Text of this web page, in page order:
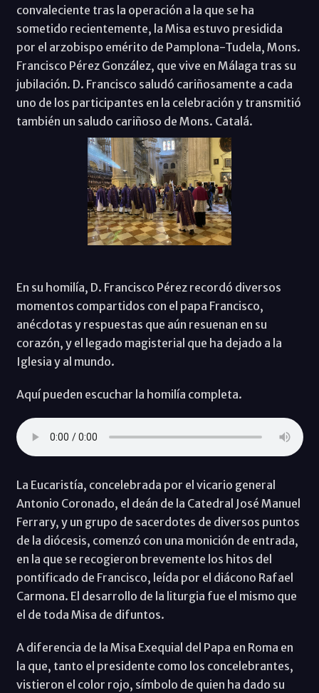
convaleciente tras la operación a la que se ha
sometido recientemente, la Misa estuvo presidida
por el arzobispo emérito de Pamplona-Tudela, Mons.
Francisco Pérez González, que vive en Málaga tras su
jubilación. D. Francisco saludó cariñosamente a cada
uno de los participantes en la celebración y transmitió
también un saludo cariñoso de Mons. Catalá.
En su homilía, D. Francisco Pérez recordó diversos
momentos compartidos con el papa Francisco,
anécdotas y respuestas que aún resuenan en su
corazón, y el legado magisterial que ha dejado a la
Iglesia y al mundo.
Aquí pueden escuchar la homilía completa.
La Eucaristía, concelebrada por el vicario general
Antonio Coronado, el deán de la Catedral José Manuel
Ferrary, y un grupo de sacerdotes de diversos puntos
de la diócesis, comenzó con una monición de entrada,
en la que se recogieron brevemente los hitos del
pontificado de Francisco, leída por el diácono Rafael
Carmona. El desarrollo de la liturgia fue el mismo que
el de toda Misa de difuntos.
A diferencia de la Misa Exequial del Papa en Roma en
la que, tanto el presidente como los concelebrantes,
vistieron el color rojo, símbolo de quien ha dado su